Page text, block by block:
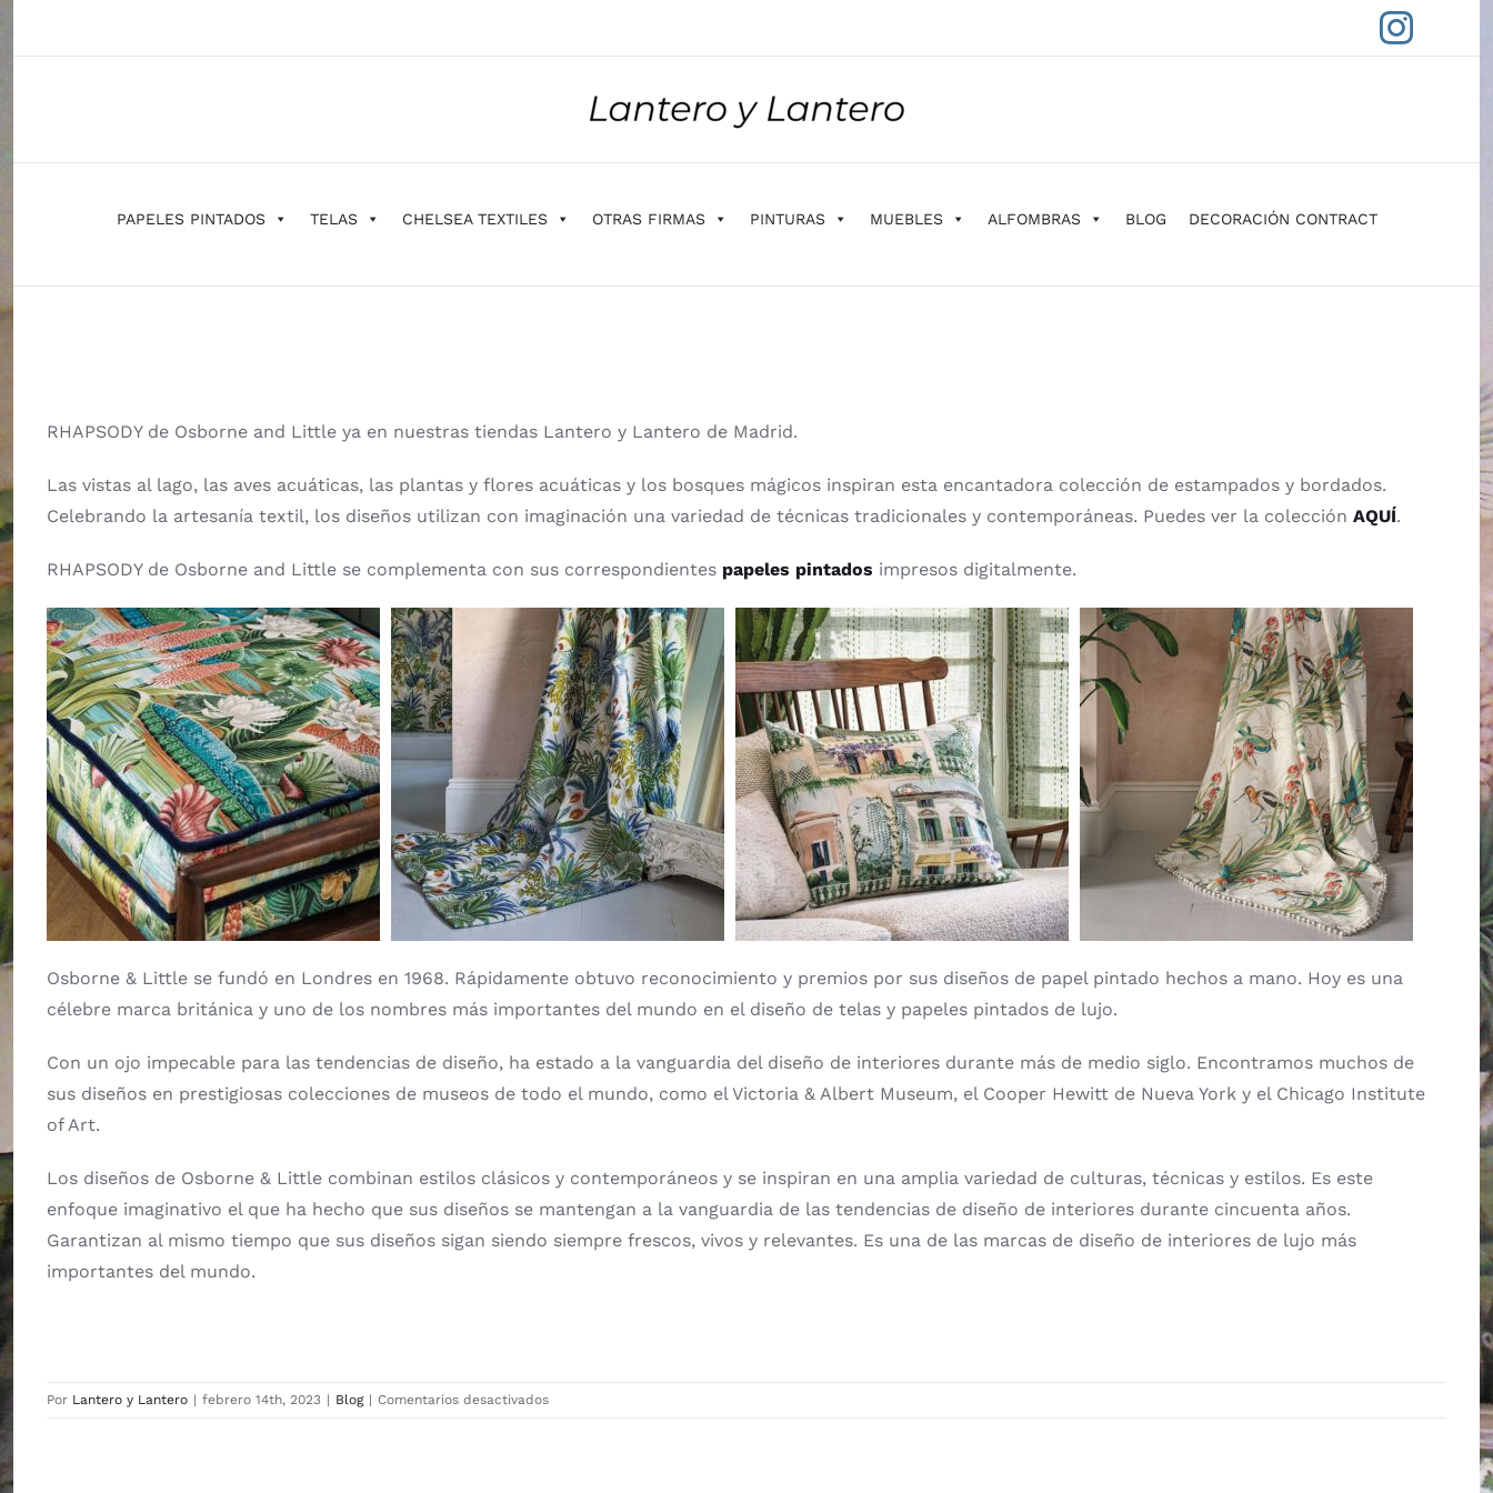
contenido
PAPELES PINTADOS TELAS CHELSEA TEXTILES OTRAS FIRMAS PINTURAS MUEBLES ALFOMBRAS BLOG DECORACIÓN CONTRACT
RHAPSODY de Osborne and Little ya en nuestras tiendas Lantero y Lantero de Madrid.
Las vistas al lago, las aves acuáticas, las plantas y flores acuáticas y los bosques mágicos inspiran esta encantadora colección de estampados y bordados.
Celebrando la artesanía textil, los diseños utilizan con imaginación una variedad de técnicas tradicionales y contemporáneas. Puedes ver la colección AQUÍ.
RHAPSODY de Osborne and Little se complementa con sus correspondientes papeles pintados impresos digitalmente.
Osborne & Little se fundó en Londres en 1968. Rápidamente obtuvo reconocimiento y premios por sus diseños de papel pintado hechos a mano. Hoy es una
célebre marca británica y uno de los nombres más importantes del mundo en el diseño de telas y papeles pintados de lujo.
Con un ojo impecable para las tendencias de diseño, ha estado a la vanguardia del diseño de interiores durante más de medio siglo. Encontramos muchos de
sus diseños en prestigiosas colecciones de museos de todo el mundo, como el Victoria & Albert Museum, el Cooper Hewitt de Nueva York y el Chicago Institute
of Art.
Los diseños de Osborne & Little combinan estilos clásicos y contemporáneos y se inspiran en una amplia variedad de culturas, técnicas y estilos. Es este
enfoque imaginativo el que ha hecho que sus diseños se mantengan a la vanguardia de las tendencias de diseño de interiores durante cincuenta años.
Garantizan al mismo tiempo que sus diseños sigan siendo siempre frescos, vivos y relevantes. Es una de las marcas de diseño de interiores de lujo más
importantes del mundo.
Por Lantero y Lantero | febrero 14th, 2023 | Blog | Comentarios desactivadosen